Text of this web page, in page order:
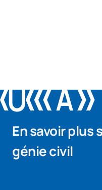
En savoir plus
génie civil